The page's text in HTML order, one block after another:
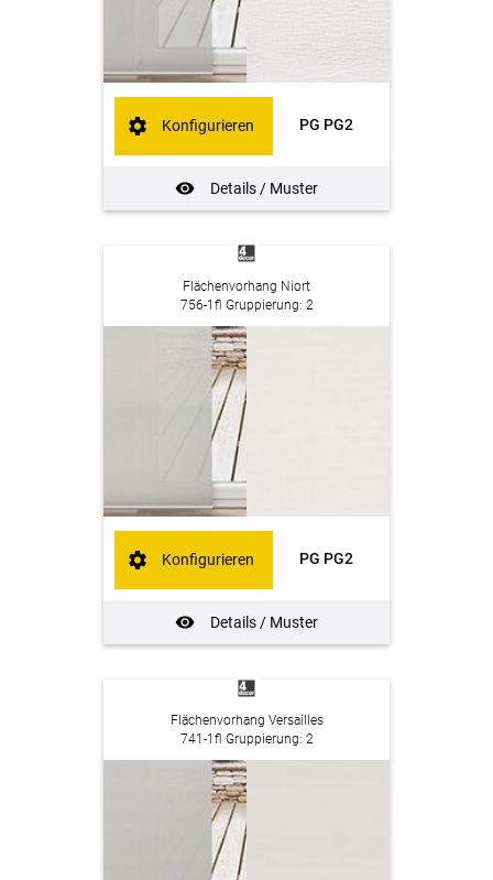
PG PG2
Details / Muster
Konfigurieren
Flächenvorhang Niort
756-1fl Gruppierung: 2
PG PG2
Details / Muster
Konfigurieren
Flächenvorhang Versailles
741-1fl Gruppierung: 2